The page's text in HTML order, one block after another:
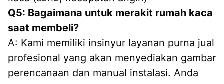
Q5: Bagaimana untuk merakit rumah kaca
saat membeli?
A: Kami memiliki insinyur layanan purna jual
profesional yang akan menyediakan gambar
perencanaan dan manual instalasi. Anda